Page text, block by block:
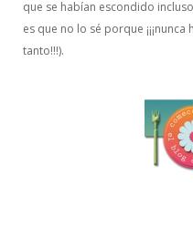
que se habían escondido
es que no lo sé porque
tanto!!!).